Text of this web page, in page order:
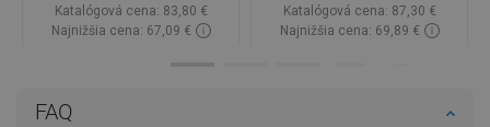
FAQ
Katalógová cena: 83,80 €
Najnižšia cena: 67,09 €
Katalógová cena: 87,30 €
Najnižšia cena: 69,89 €